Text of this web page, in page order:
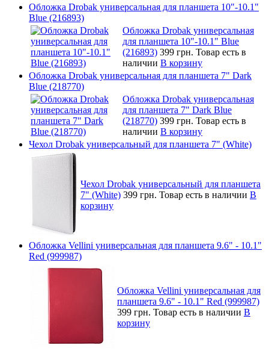
Обложка Drobak универсальная для планшета 10"-10.1"
Blue (216893)
Обложка Drobak универсальная
для планшета 10"-10.1" Blue
(216893) 399 грн. Товар есть в
наличии В корзину
Обложка Drobak универсальная для планшета 7" Dark
Blue (218770)
Обложка Drobak универсальная
для планшета 7" Dark Blue
(218770) 399 грн. Товар есть в
наличии В корзину
Чехол Drobak универсальный для планшета 7" (White)
Чехол Drobak универсальный для планшета
7" (White) 399 грн. Товар есть в наличии В
корзину
Обложка Vellini универсальная для планшета 9.6" - 10.1"
Red (999987)
Обложка Vellini универсальная для
планшета 9.6" - 10.1" Red (999987)
399 грн. Товар есть в наличии В
корзину